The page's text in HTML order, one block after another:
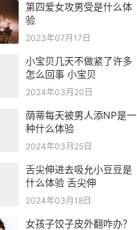
第四爱女攻男受是什么体
验
2023年07月17日
小宝贝几天不做紧了许多
怎么回事 小宝贝
2024年03月20日
荫蒂每天被男人添NP是一
种什么体验
2024年03月25日
舌尖伸进去吸允小豆豆是
什么体验 舌尖伸
2024年03月18日
女孩子饺子皮外翻咋办？